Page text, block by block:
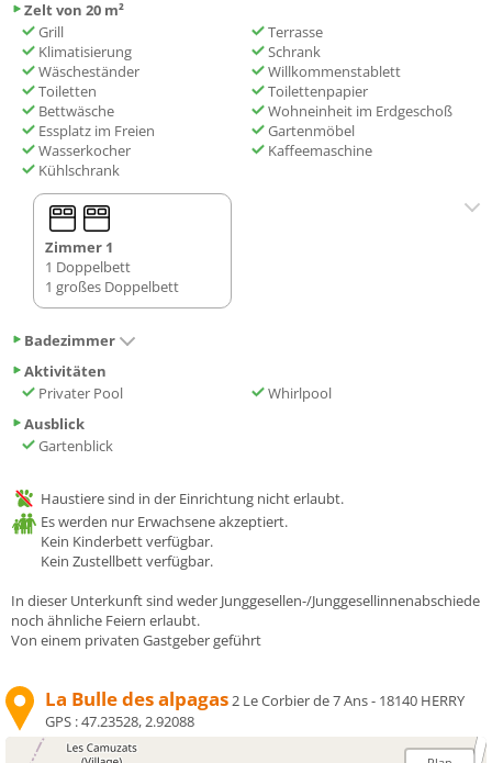
Zelt von 20 m²
Grill
Terrasse
Klimatisierung
Schrank
Wäscheständer
Willkommenstablett
Toiletten
Toilettenpapier
Bettwäsche
Wohneinheit im Erdgeschoß
Essplatz im Freien
Gartenmöbel
Wasserkocher
Kaffeemaschine
Kühlschrank
Zimmer 1
1 Doppelbett
1 großes Doppelbett
Badezimmer
Aktivitäten
Privater Pool
Whirlpool
Ausblick
Gartenblick
Haustiere sind in der Einrichtung nicht erlaubt.
Es werden nur Erwachsene akzeptiert.
Kein Kinderbett verfügbar.
Kein Zustellbett verfügbar.
In dieser Unterkunft sind weder Junggesellen-/Junggesellinnenabschiede
noch ähnliche Feiern erlaubt.
Von einem privaten Gastgeber geführt
La Bulle des alpagas2 Le Corbier de 7 Ans - 18140 HERRY
GPS :47.23528, 2.92088